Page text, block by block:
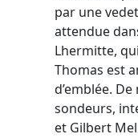
par une
attendue
Lhermitte,
Thomas est
d’emblée.
sondeurs,
et Gilbert